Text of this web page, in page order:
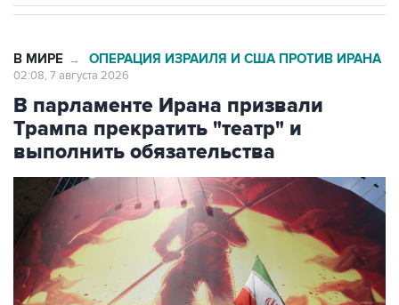
В МИРЕ → ОПЕРАЦИЯ ИЗРАИЛЯ И США ПРОТИВ ИРАНА
02:08, 7 августа 2026
В парламенте Ирана призвали
Трампа прекратить "театр" и
выполнить обязательства